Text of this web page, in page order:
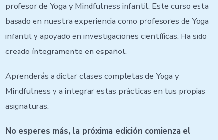
profesor de Yoga y Mindfulness infantil. Este curso esta
basado en nuestra experiencia como profesores de Yoga
infantil y apoyado en investigaciones científicas. Ha sido
creado íntegramente en español.
Aprenderás a dictar clases completas de Yoga y
Mindfulness y a integrar estas prácticas en tus propias
asignaturas.
No esperes más, la próxima edición comienza el